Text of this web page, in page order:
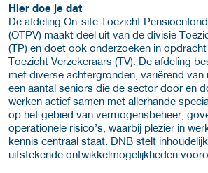
Hier doe je dat
De afdeling On-site Toezicht
(OTPV) maakt deel uit van de divisie
(TP) en doet ook onderzoeken in
Toezicht Verzekeraars (TV). De afdeling
met diverse achtergronden, variërend van
een aantal seniors die de sector door en
werken actief samen met allerhande
op het gebied van vermogensbeheer,
operationele risico’s, waarbij plezier in
kennis centraal staat. DNB stelt
uitstekende ontwikkelmogelijkheden